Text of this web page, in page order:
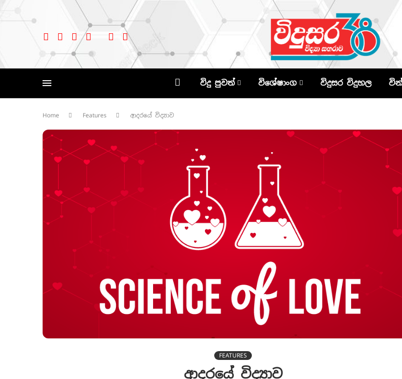
විදු පුවත් විශේෂාංග විදුසර විදුහල
Home Features ආදරයේ විද්‍යාව
FEATURES
ආදරයේ විද්‍යාව